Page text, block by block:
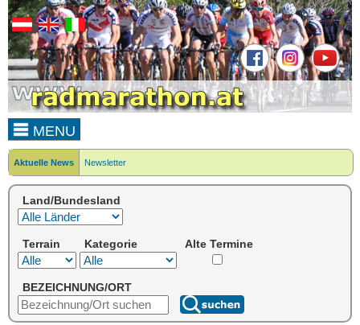
MENU
Aktuelle News Newsletter
Land/Bundesland
Terrain Kategorie Alte Termine
BEZEICHNUNG/ORT